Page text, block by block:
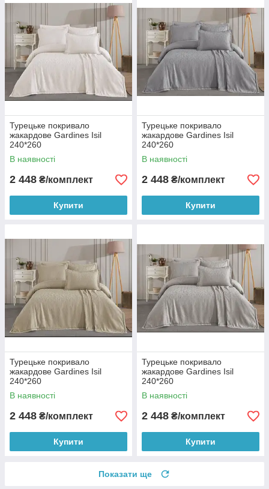
Турецьке покривало
жакардове Gardines Isil
240*260
В наявності
2 448 ₴/комплект
Купити
Турецьке покривало
жакардове Gardines Isil
240*260
В наявності
2 448 ₴/комплект
Купити
Турецьке покривало
жакардове Gardines Isil
240*260
В наявності
2 448 ₴/комплект
Купити
Турецьке покривало
жакардове Gardines Isil
240*260
В наявності
2 448 ₴/комплект
Купити
Показати ще